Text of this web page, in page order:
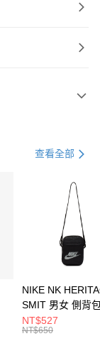
21家銀行
查看全部
NIKE NK
SMIT 男女 側背
BA5871010
NT$527
NT$650